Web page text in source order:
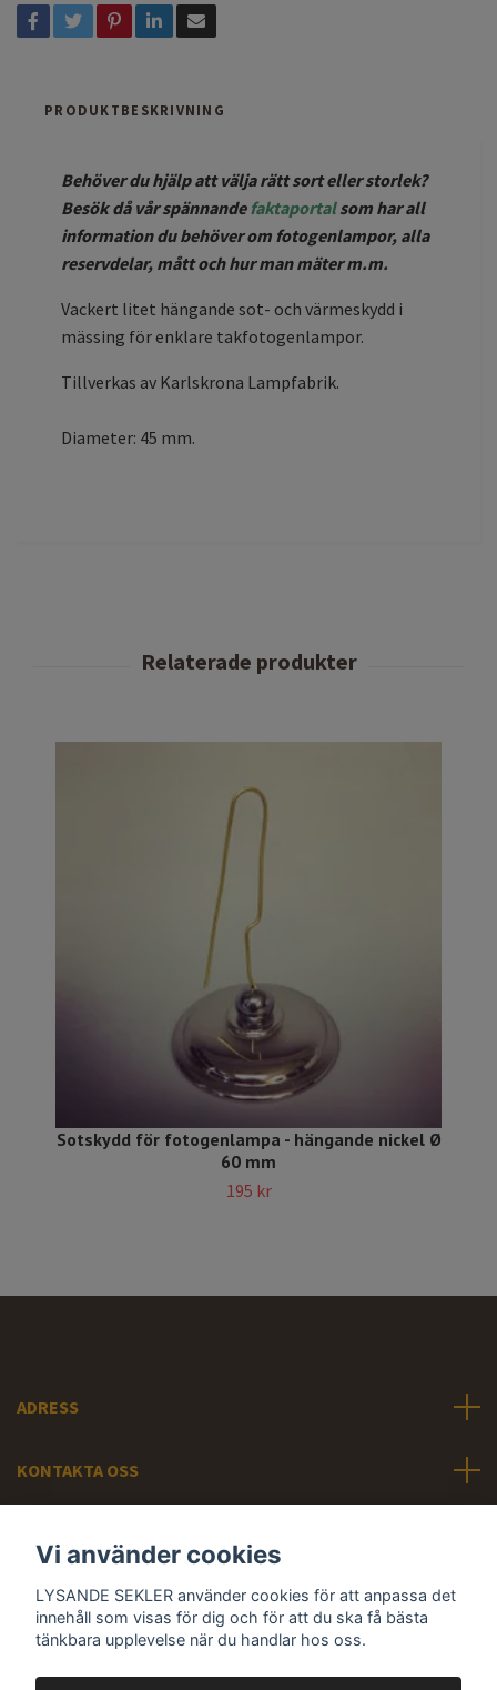
PRODUKTBESKRIVNING
Behöver du hjälp att välja rätt sort eller storlek?
Besök då vår spännande faktaportalsom har all
information du behöver om fotogenlampor, alla
reservdelar, mått och hur man mäter m.m.
Vackert litet hängande sot- och värmeskydd i
mässing för enklare takfotogenlampor.
Tillverkas av Karlskrona Lampfabrik.
Diameter: 45 mm.
Sotskydd för fotogenlampa - hängande nickel Ø
60 mm
195 kr
ADRESS
KONTAKTA OSS
Sociala medier
Vi använder cookies
LYSANDE SEKLER använder cookies för att anpassa det
innehåll som visas för dig och för att du ska få bästa
tänkbara upplevelse när du handlar hos oss.